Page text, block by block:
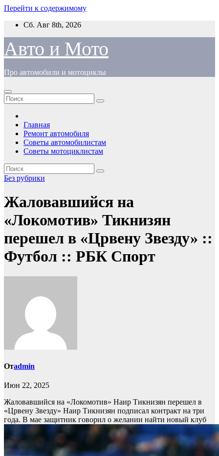
Перейти к содержимому
Сб. Авг 8th, 2026
Авто и Мото
Про автомобили и мотоциклы
Главная
Ремонт автомобиля
Советы автомобилистам
Советы мотоциклистам
Без рубрики
Жаловавшийся на
«Локомотив» Тикнизян
перешел в «Црвену Звезду» ::
Футбол :: РБК Спорт
Отadmin
Июн 22, 2025
Жаловавшийся на «Локомотив» Наир Тикнизян перешел в
«Црвену Звезду» Наир Тикнизян подписал контракт на три
года. В мае защитник говорил о желании найти новый клуб